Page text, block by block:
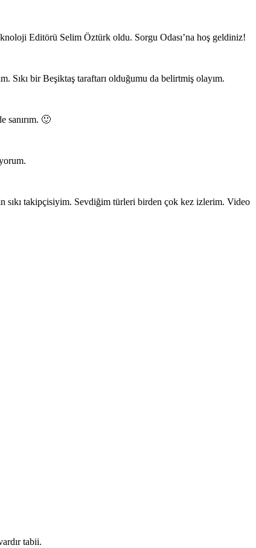
Editörü Selim Öztürk oldu. Sorgu Odası’na hoş geldiniz!
Sıkı bir Beşiktaş taraftarı olduğumu da belirtmiş olayım.
sanırım. 🙂
sıkı takipçisiyim. Sevdiğim türleri birden çok kez izlerim. Video
tabii.